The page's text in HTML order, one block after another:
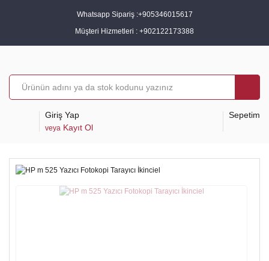
Whatsapp Sipariş :+905346015617
Müşteri Hizmetleri : +902122173388
Giriş Yap
veya Kayıt Ol
Sepetim